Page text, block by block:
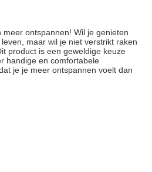
ontspannen! Wil je genieten
maar wil je niet verstrikt raken
product is een geweldige keuze
handige en comfortabele
je je meer ontspannen voelt dan